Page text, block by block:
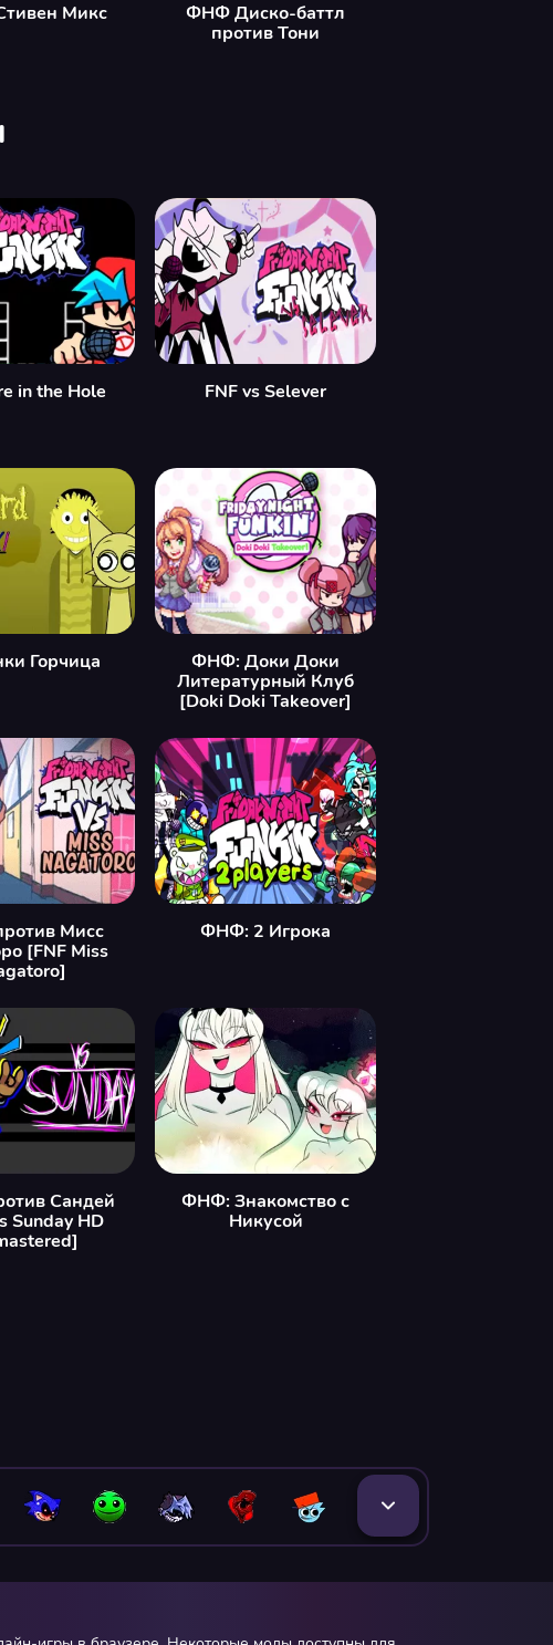
Микс
ФНФ Диско-баттл
против Тони
in the Hole FNF vs Selever
Горчица
ФНФ: Доки Доки
Литературный Клуб
[Doki Doki Takeover]
Мисс
[FNF Miss
ФНФ: 2 Игрока
Сандей
Sunday HD
ФНФ: Знакомство с
Никусой